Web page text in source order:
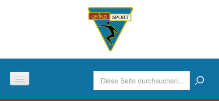
Suchformular